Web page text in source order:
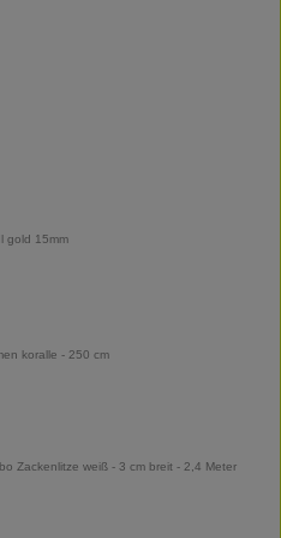
gold 15mm
koralle - 250 cm
Zackenlitze weiß - 3 cm breit - 2,4 Meter